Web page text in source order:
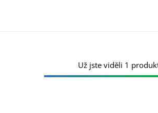
Už jste viděli 1